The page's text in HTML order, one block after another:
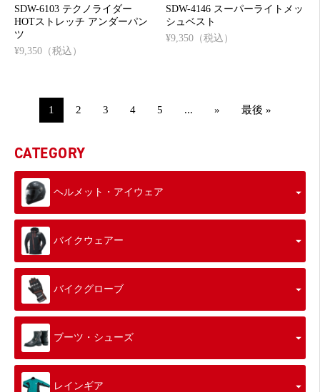
SDW-6103 テクノライダー
HOTストレッチ アンダーパン
ツ
¥9,350（税込）
SDW-4146 スーパーライトメッ
シュベスト
¥9,350（税込）
1 2 3 4 5 ... » 最後 »
CATEGORY
ヘルメット・アイウェア
バイクウェアー
バイクグローブ
ブーツ・シューズ
レインギア